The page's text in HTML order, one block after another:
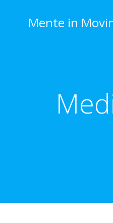
contenutoMente in